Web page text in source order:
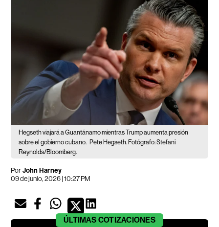
Hegseth viajará a Guantánamo mientras Trump aumenta presión
sobre el gobierno cubano. Pete Hegseth. Fotógrafo: Stefani
Reynolds/Bloomberg.
PorJohn Harney
09 de junio, 2026 | 10:27 PM
ÚLTIMAS COTIZACIONES